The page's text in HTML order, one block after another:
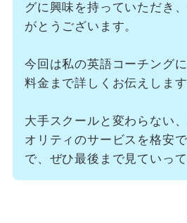
グに興味を持っていただき
がとうございます。
今回は私の英語コーチング
料金まで詳しくお伝えします
大手スクールと変わらない
オリティのサービスを格安
で、ぜひ最後まで見ていっ